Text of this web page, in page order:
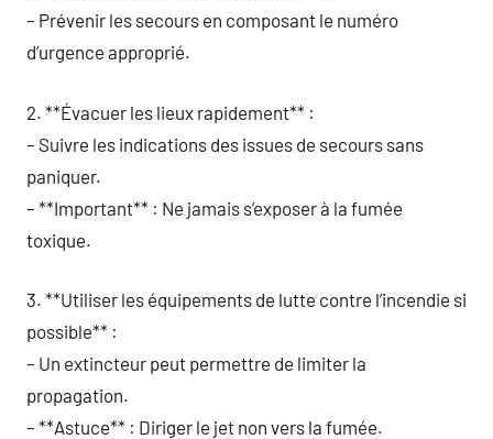
– Prévenir les secours en composant le numéro
d’urgence approprié.
2. **Évacuer les lieux rapidement** :
– Suivre les indications des issues de secours sans
paniquer.
– **Important** : Ne jamais s’exposer à la fumée
toxique.
3. **Utiliser les équipements de lutte contre l’incendie si
possible** :
– Un extincteur peut permettre de limiter la
propagation.
– **Astuce** : Diriger le jet non vers la fumée.